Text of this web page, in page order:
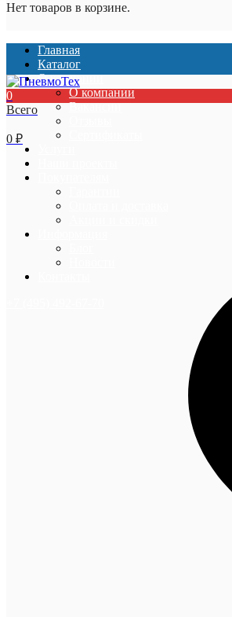
Нет товаров в корзине.
Главная
Каталог
О компании
О компании
Вакансии
0
Всего
0 ₽